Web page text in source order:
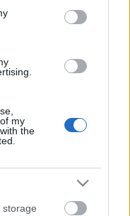
my
the
storage